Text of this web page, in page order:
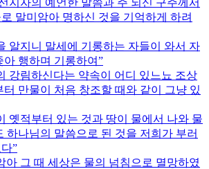
말미암아 명하신 것을 기억하게 하려
알지니 말세에 기롱하는 자들이 와서 자
아 행하며 기롱하여
강림하신다는 약속이 어디 있느뇨 조상
터 만물이 처음 창조할 때와 같이 그냥 있
옛적부터 있는 것과 땅이 물에서 나와 물
하나님의 말씀으로 된 것을 저희가 부러
아 그 때 세상은 물의 넘침으로 멸망하였